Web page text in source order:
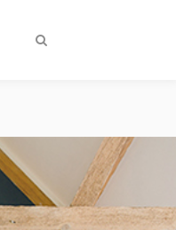
Toggle